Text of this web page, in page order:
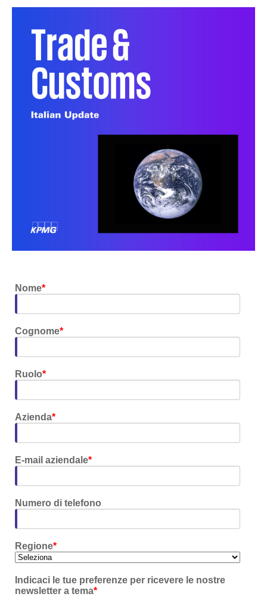
Nome*
Cognome*
Ruolo*
Azienda*
E-mail aziendale*
Numero di telefono
Regione*
Indicaci le tue preferenze per ricevere le nostre
newsletter a tema*